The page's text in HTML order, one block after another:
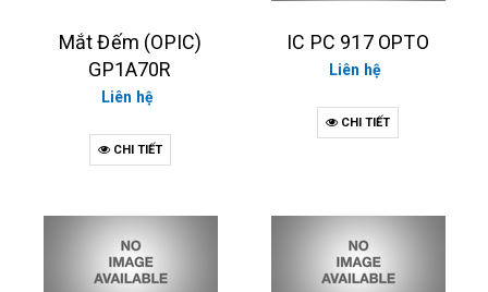
Mắt Đếm (OPIC)
GP1A70R
Liên hệ
CHI TIẾT
IC PC 917 OPTO
Liên hệ
CHI TIẾT